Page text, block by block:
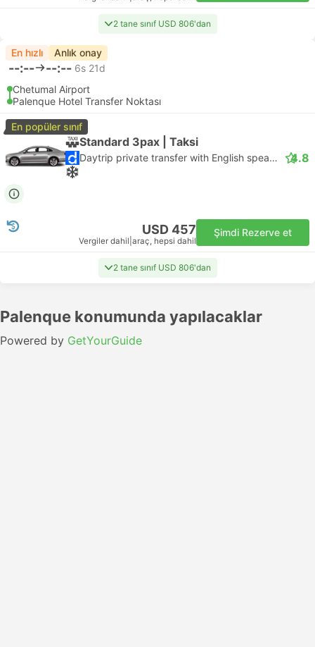
2 tane sınıf USD 806'dan
En hızlı Anlık onay
--:-- --:-- 6s 21d
Chetumal Airport
Palenque Hotel Transfer Noktası
En popüler sınıf
Standard 3pax | Taksi
Daytrip private transfer with English speaking driver 4.8
USD 457
Vergiler dahil araç, hepsi dahil
Şimdi Rezerve et
2 tane sınıf USD 806'dan
Palenque konumunda yapılacaklar
Powered by GetYourGuide